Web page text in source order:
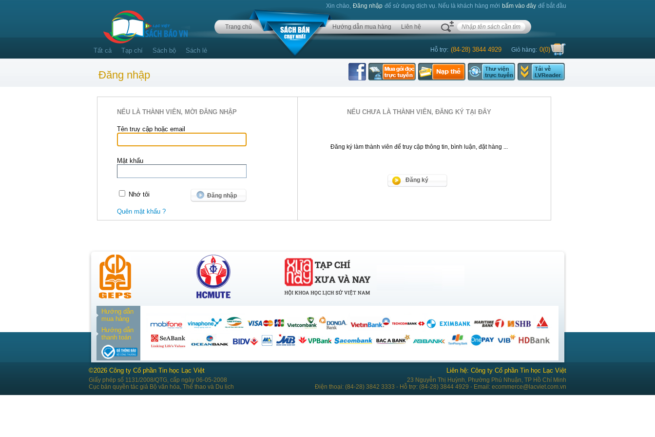
Xin chào, Đăng nhập để sử dụng dịch vụ. Nếu là khách hàng mới bấm vào đây để bắt đầu
Trang chủ Hướng dẫn mua hàng Liên hệ
Hỗ trợ: (84-28) 3844 4929 Giỏ hàng: 0(0)
Tất cả Tạp chí Sách bộ Sách lẻ
Đăng nhập
NẾU LÀ THÀNH VIÊN, MỜI ĐĂNG NHẬP
Tên truy cập hoặc email
Mật khẩu
Nhớ tôi
Quên mật khẩu ?
NẾU CHƯA LÀ THÀNH VIÊN, ĐĂNG KÝ TẠI ĐÂY
Đăng ký làm thành viên để truy cập thông tin, bình luận, đặt hàng ...
Đăng ký
Hướng dẫn
mua hàng
Hướng dẫn
thanh toán
Liên hệ: Công ty Cổ phần Tin học Lạc Việt
23 Nguyễn Thị Huỳnh, Phường Phú Nhuận, TP Hồ Chí Minh
Điện thoại: (84-28) 3842 3333 - Hỗ trợ: (84-28) 3844 4929 - Email: ecommerce@lacviet.com.vn
©2026 Công ty Cổ phần Tin học Lạc Việt
Giấy phép số 1131/2008/QTG, cấp ngày 06-05-2008
Cục bản quyền tác giả Bộ văn hóa, Thể thao và Du lịch